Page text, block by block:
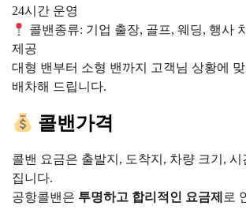
24시간 운영
콜밴종류: 기업 출장, 골프, 웨딩, 행사
제공
대형 밴부터 소형 밴까지 고객님 상황에
배차해 드립니다.
콜밴가격
콜밴 요금은 출발지, 도착지, 차량 크기,
집니다.
공항콜밴은 투명하고 합리적인 요금제 로